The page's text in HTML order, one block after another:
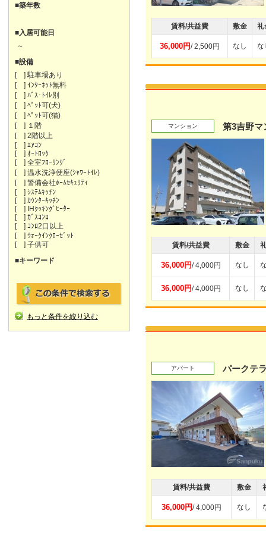
■築年数
■入居可能日
～
■設備
[ ] 駐車場あり
[ ] ｲﾝﾀｰﾈｯﾄ無料
[ ] ﾊﾞｽ･ﾄｲﾚ別
[ ] ﾍﾟｯﾄ可(犬)
[ ] ﾍﾟｯﾄ可(猫)
[ ] １階
[ ] 2階以上
[ ] ｴｱｺﾝ
[ ] ｵｰﾄﾛｯｸ
[ ] 全室ﾌﾛｰﾘﾝｸﾞ
[ ] 温水洗浄便座(ｼｬﾜｰﾄｲﾚ)
[ ] 警備会社ﾎｰﾑｾｷｭﾘﾃｨ
[ ] ｼｽﾃﾑｷｯﾁﾝ
[ ] ｶｳﾝﾀｰｷｯﾁﾝ
[ ] IHｸｯｷﾝｸﾞﾋｰﾀｰ
[ ] ｶﾞｽｺﾝﾛ
[ ] ｺﾝﾛ2口以上
[ ] ｳｫｰｸｲﾝｸﾛｰｾﾞｯﾄ
[ ] 子供可
■キーワード
もっと条件を絞り込む
賃料/共益費 敷金 礼
36,000円/ 2,500円 なし な
マンション 第3吉野マ
賃料/共益費 敷金
36,000円/ 4,000円 なし
36,000円/ 4,000円 なし
アパート パークテ
賃料/共益費 敷金
36,000円/ 4,000円 なし